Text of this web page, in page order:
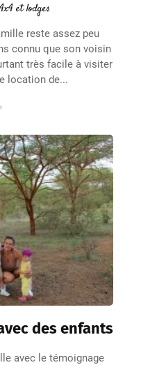
et lodges
reste assez peu
connu que son voisin
très facile à visiter
location de...
des enfants
avec le témoignage